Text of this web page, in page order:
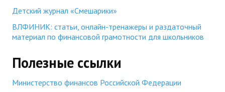
Детский журнал «Смешарики»
ВЛФИНИК: статьи, онлайн-тренажеры и раздаточный
материал по финансовой грамотности для школьников
Полезные ссылки
Министерство финансов Российской Федерации